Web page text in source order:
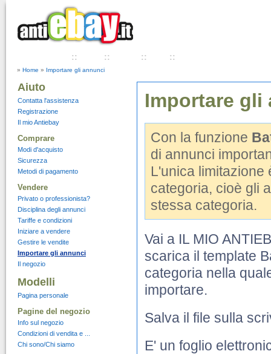
:: :: :: ::
» Home » Importare gli annunci
Importare gli
Con la funzione
di annunci
L'unica limitazione
categoria, cioè gli
stessa categoria.
Vai a IL MIO
scarica il template
categoria nella
importare.
Salva il file sulla
E' un foglio
Aiuto
Contatta l'assistenza
Registrazione
Il mio Antiebay
Comprare
Modi d'acquisto
Sicurezza
Metodi di pagamento
Vendere
Privato o professionista?
Disciplina degli annunci
Tariffe e condizioni
Iniziare a vendere
Gestire le vendite
Importare gli annunci
Il negozio
Modelli
Pagina personale
Pagine del negozio
Info sul negozio
Condizioni di vendita e ...
Chi sono/Chi siamo